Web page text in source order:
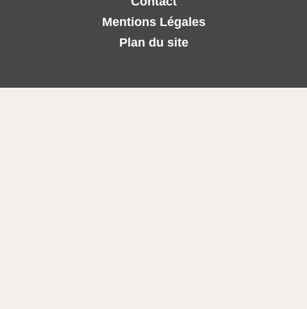
o
k
e
r e
Mentions Légales
Plan du site